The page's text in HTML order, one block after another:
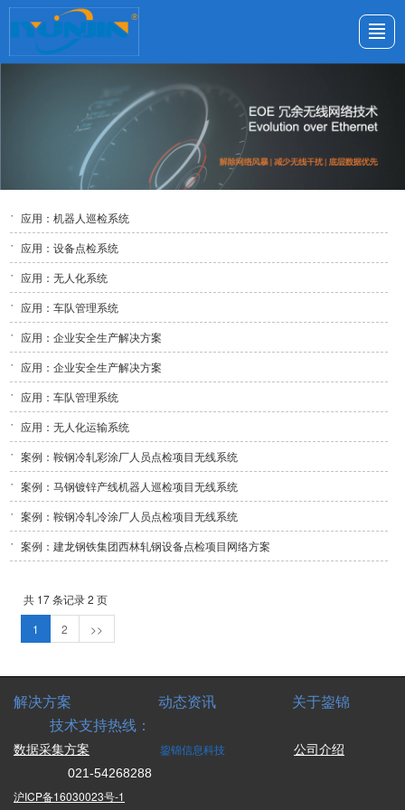
新闻与活动
应用：机器人巡检系统
应用：设备点检系统
应用：无人化系统
应用：车队管理系统
应用：企业安全生产解决方案
应用：企业安全生产解决方案
应用：车队管理系统
应用：无人化运输系统
案例：鞍钢冷轧彩涂厂人员点检项目无线系统
案例：马钢镀锌产线机器人巡检项目无线系统
案例：鞍钢冷轧冷涂厂人员点检项目无线系统
案例：建龙钢铁集团西林轧钢设备点检项目网络方案
共 17 条记录 2 页
1
2 >>
解决方案 动态资讯 关于鋆锦
技术支持热线：
数据采集方案 鋆锦信息科技
公司介绍
021-54268288
沪ICP备16030023号-1